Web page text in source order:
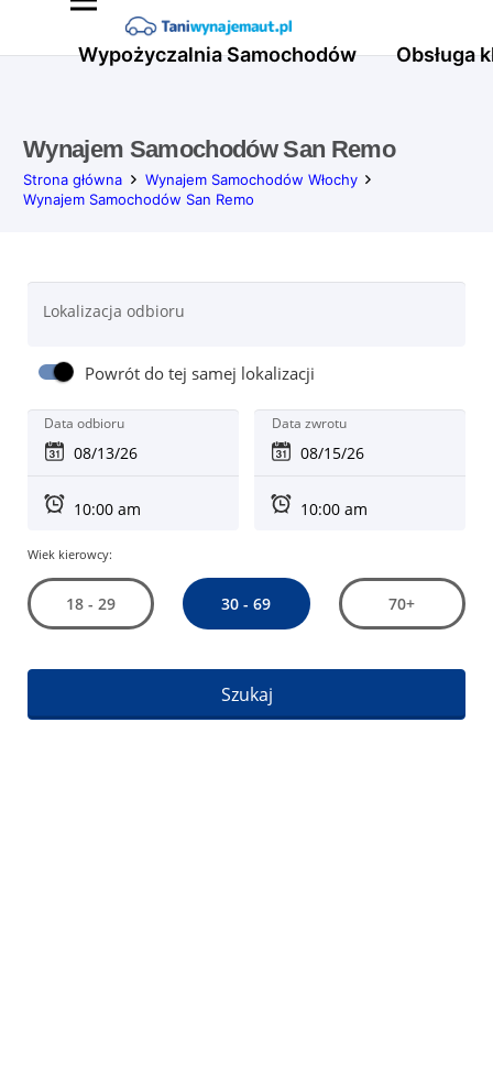
Wypożyczalnia Samochodów Obsługa
Wynajem Samochodów San Remo
Strona główna
Wynajem Samochodów Włochy
Wynajem Samochodów San Remo
Lokalizacja odbioru
Powrót do tej samej lokalizacji
Data odbioru Data zwrotu
Wiek kierowcy:
18 - 29 30 - 69 70+
Szukaj